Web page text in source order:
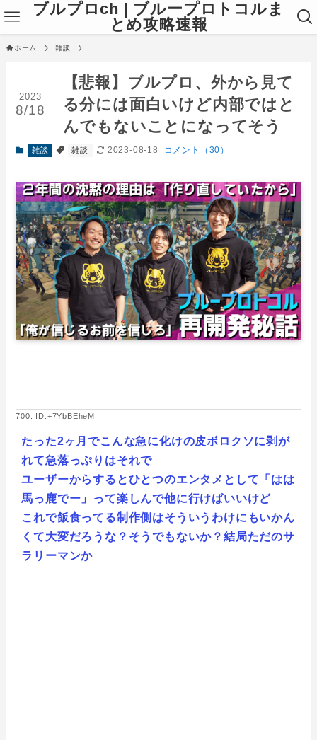
ブルプロch | ブループロトコルま
とめ攻略速報
ホーム 雑談
【悲報】ブルプロ、外から見て
る分には面白いけど内部ではと
んでもないことになってそう
2023
8/18
雑談 雑談 2023-08-18 コメント（30）
700: ID:+7YbBEheM
たった2ヶ月でこんな急に化けの皮ボロクソに剥が
れて急落っぷりはそれで
ユーザーからするとひとつのエンタメとして「はは
馬っ鹿でー」って楽しんで他に行けばいいけど
これで飯食ってる制作側はそういうわけにもいかん
くて大変だろうな？そうでもないか？結局ただのサ
ラリーマンか